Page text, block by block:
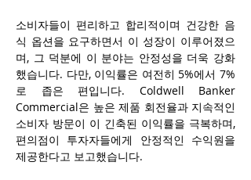
소비자들이 편리하고 합리적이며 건강한 음
식 옵션을 요구하면서 이 성장이 이루어졌으
며, 그 덕분에 이 분야는 안정성을 더욱 강화
했습니다. 다만, 이익률은 여전히 5%에서 7%
로 좁은 편입니다. Coldwell Banker
Commercial은 높은 제품 회전율과 지속적인
소비자 방문이 이 긴축된 이익률을 극복하며,
편의점이 투자자들에게 안정적인 수익원을
제공한다고 보고했습니다.